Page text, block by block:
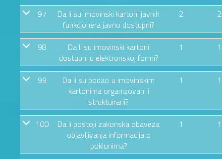
97
Da li su imovinski kartoni javnih
funkcionera javno dostupni?
2 2
98
Da li su imovinski kartoni
dostupni u elektronskoj formi?
1 1
99
Da li su podaci u imovinskim
kartonima organizovani i
struktuirani?
1 1
100
Da li postoji zakonska obaveza
objavljivanja informacija o
poklonima?
1 1